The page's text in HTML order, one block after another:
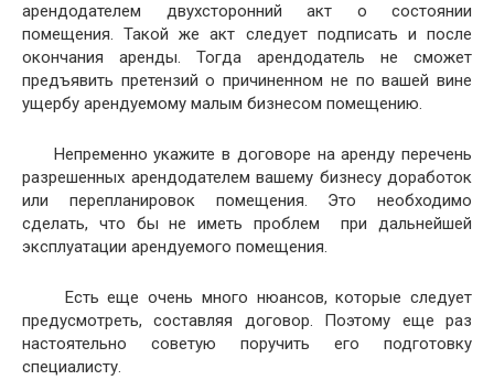
арендодателем двухсторонний акт о состоянии
помещения. Такой же акт следует подписать и после
окончания аренды. Тогда арендодатель не сможет
предъявить претензий о причиненном не по вашей вине
ущербу арендуемому малым бизнесом помещению.
Непременно укажите в договоре на аренду перечень
разрешенных арендодателем вашему бизнесу доработок
или перепланировок помещения. Это необходимо
сделать, что бы не иметь проблем при дальнейшей
эксплуатации арендуемого помещения.
Есть еще очень много нюансов, которые следует
предусмотреть, составляя договор. Поэтому еще раз
настоятельно советую поручить его подготовку
специалисту.